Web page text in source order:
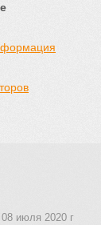
июля 2020 г